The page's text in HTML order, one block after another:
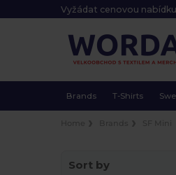
Vyžádat cenovou nabídku
Brands T-Shirts
Sort by